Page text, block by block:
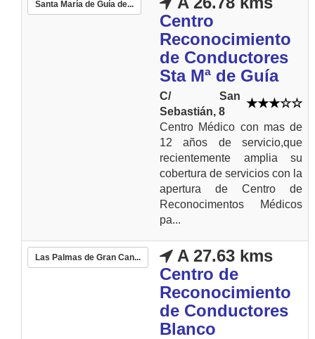
Santa María de Guía de...
Centro
Reconocimiento
de Conductores
Sta Mª de Guía
C/ San
Sebastián, 8
Centro Médico con mas de
12 años de servicio,que
recientemente amplia su
cobertura de servicios con la
apertura de Centro de
Reconocimentos Médicos
pa...
Las Palmas de Gran Can...
A 27.63 kms
Centro de
Reconocimiento
de Conductores
Blanco